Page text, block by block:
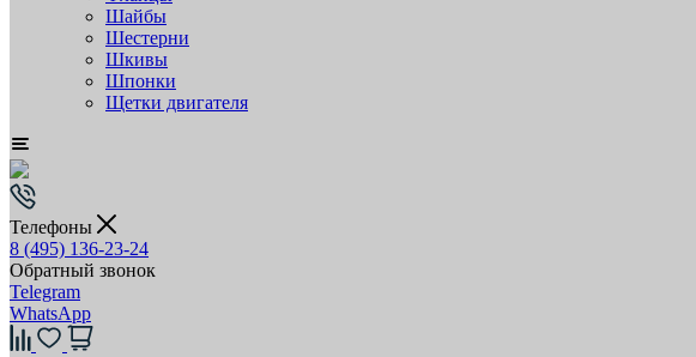
Шайбы
Шестерни
Шкивы
Шпонки
Щетки двигателя
Телефоны
8 (495) 136-23-24
Обратный звонок
Telegram
WhatsApp